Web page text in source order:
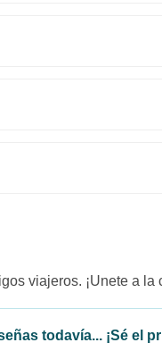
viajeros. ¡Unete a la
todavía... ¡Sé el